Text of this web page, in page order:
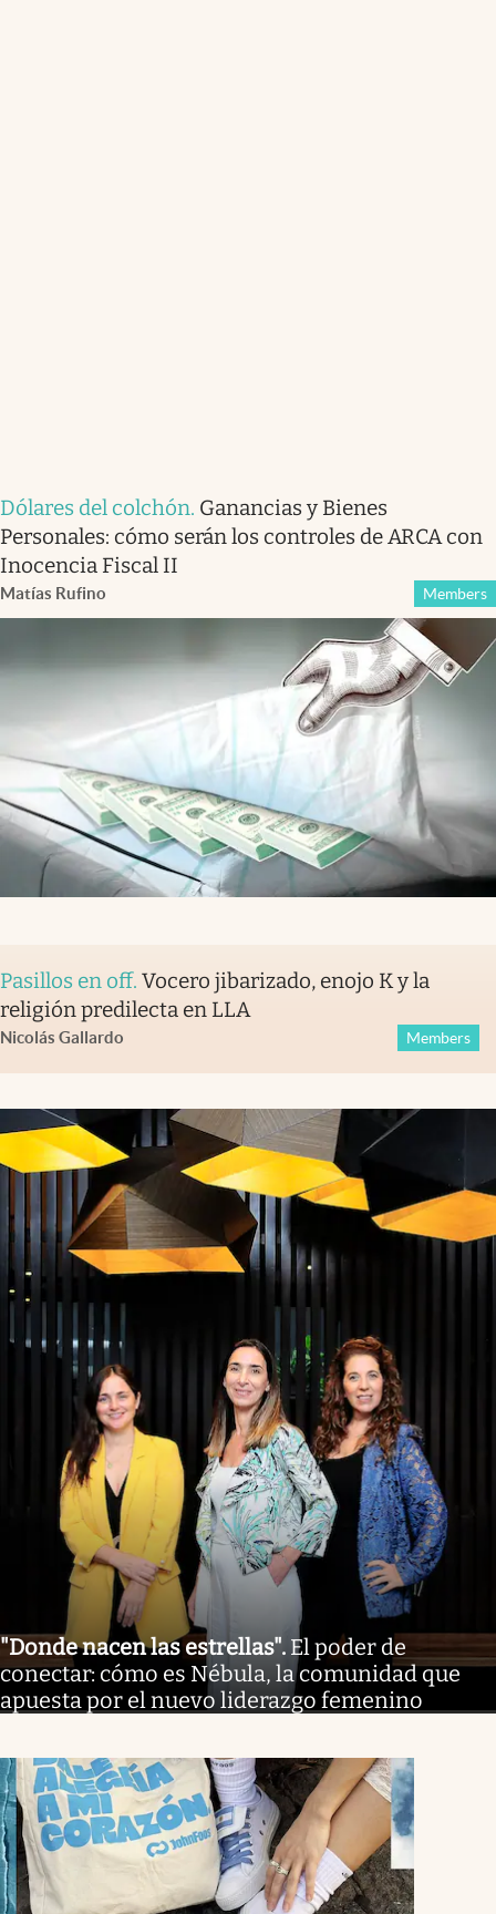
Dólares del colchón. Ganancias y Bienes
Personales: cómo serán los controles de ARCA con
Inocencia Fiscal II
Matías Rufino Members
Pasillos en off. Vocero jibarizado, enojo K y la
religión predilecta en LLA
Nicolás Gallardo Members
"Donde nacen las estrellas". El poder de
conectar: cómo es Nébula, la comunidad que
apuesta por el nuevo liderazgo femenino